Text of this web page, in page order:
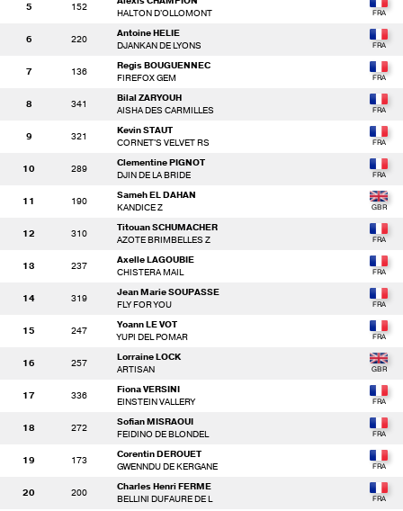
5 152
HALTON D'OLLOMONT
6 220
Antoine HELIE
DJANKAN DE LYONS
7 136
Regis BOUGUENNEC
FIREFOX GEM
8 341
Bilal ZARYOUH
AISHA DES CARMILLES
9 321
Kevin STAUT
CORNET'S VELVET RS
10 289
Clementine PIGNOT
DJIN DE LA BRIDE
11 190
Sameh EL DAHAN
KANDICE Z
12 310
Titouan SCHUMACHER
AZOTE BRIMBELLES Z
13 237
Axelle LAGOUBIE
CHISTERA MAIL
14 319
Jean Marie SOUPASSE
FLY FOR YOU
15 247
Yoann LE VOT
YUPI DEL POMAR
16 257
Lorraine LOCK
ARTISAN
17 336
Fiona VERSINI
EINSTEIN VALLERY
18 272
Sofian MISRAOUI
FEIDINO DE BLONDEL
19 173
Corentin DEROUET
GWENNDU DE KERGANE
20 200
Charles Henri FERME
BELLINI DUFAURE DE L